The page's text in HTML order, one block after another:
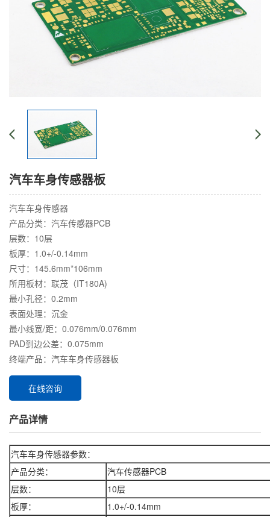
汽车车身传感器板
汽车车身传感器
产品分类：汽车传感器PCB
层数：10层
板厚：1.0+/-0.14mm
尺寸：145.6mm*106mm
所用板材：联茂（IT180A)
最小孔径：0.2mm
表面处理：沉金
最小线宽/距：0.076mm/0.076mm
PAD到边公差：0.075mm
终端产品：汽车车身传感器板
在线咨询
产品详情
汽车车身传感器参数：
产品分类：
汽车传感器PCB
层数：
10层
板厚：
1.0+/-0.14mm